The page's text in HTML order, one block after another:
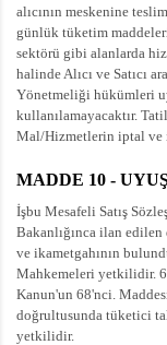
alıcının meskenine
günlük tüketim
sektörü gibi alanlarda
halinde Alıcı ve Satıcı
Yönetmeliği hükümleri
kullanılamayacaktır.
Mal/Hizmetlerin iptal ve
MADDE 10 -
İşbu Mesafeli Satış
Bakanlığınca ilan edilen
ve ikametgahının
Mahkemeleri yetkilidir.
Kanun'un 68'nci.
doğrultusunda tüketici
yetkilidir.